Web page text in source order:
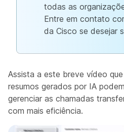
todas as
Entre em contato
da Cisco se desejar
Assista a este breve vídeo
resumos gerados por IA
gerenciar as chamadas
com mais eficiência.